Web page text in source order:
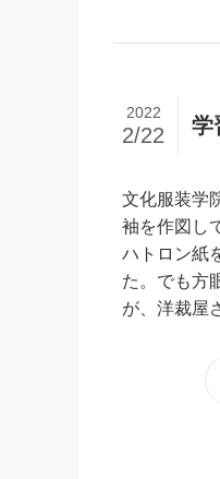
学
2022
2/22
文化服装学
袖を作図し
ハトロン紙
た。でも方
が、洋裁屋